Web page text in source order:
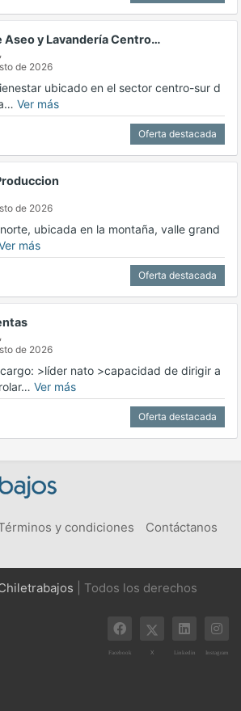
Aseo y Lavandería Centro…
de 2026
ubicado en el sector centro-sur d
Ver más
Oferta destacada
de 2026
ubicada en la montaña, valle grand
más
Oferta destacada
de 2026
>líder nato >capacidad de dirigir a
Ver más
Oferta destacada
y condiciones
Contáctanos
| Todos los derechos
Facebook X Linkedin Instagram